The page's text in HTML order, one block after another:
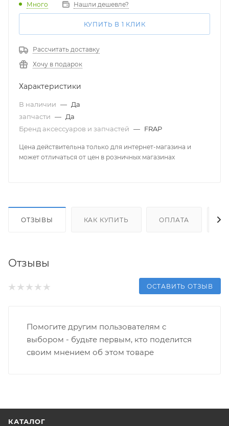
Много Нашли дешевле?
КУПИТЬ В 1 КЛИК
Рассчитать доставку
Хочу в подарок
Характеристики
В наличии — Да
запчасти — Да
Бренд аксессуаров и запчастей — FRAP
Цена действительна только для интернет-магазина и
может отличаться от цен в розничных магазинах
ОТЗЫВЫ КАК КУПИТЬ ОПЛАТА
Отзывы
ОСТАВИТЬ ОТЗЫВ
Помогите другим пользователям с
выбором - будьте первым, кто поделится
своим мнением об этом товаре
КАТАЛОГ